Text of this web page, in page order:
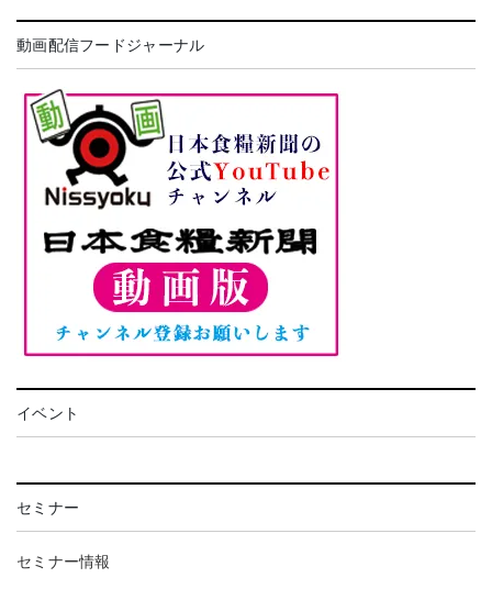
動画配信フードジャーナル
イベント
セミナー
セミナー情報